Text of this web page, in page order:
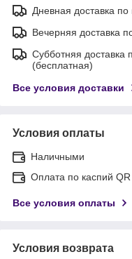
Дневная доставка
Вечерняя доставка
Субботняя доставка
(бесплатная)
Все условия доставки
Условия оплаты
Наличными
Оплата по каспий QR
Все условия оплаты
Условия возврата